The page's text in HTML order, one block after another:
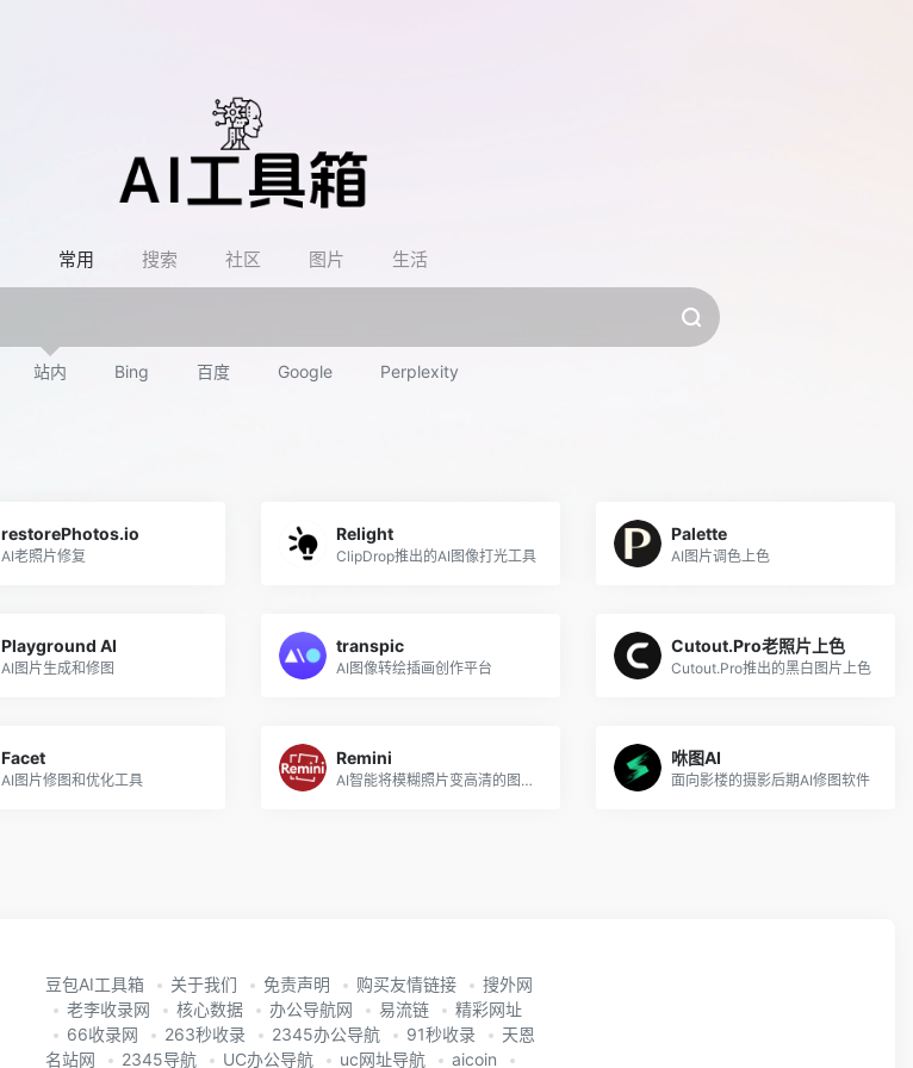
常用 搜索 社区 图片 生活
站内 Bing 百度 Google Perplexity
restorePhotos.io
AI老照片修复
Relight
ClipDrop推出的AI图像打光工具
Palette
AI图片调色上色
Playground AI
AI图片生成和修图
transpic
AI图像转绘插画创作平台
Cutout.Pro老照片上色
Cutout.Pro推出的黑白图片上色
Facet
AI图片修图和优化工具
Remini
AI智能将模糊照片变高清的图像修复工具
咻图AI
面向影楼的摄影后期AI修图软件
豆包AI工具箱 关于我们 免责声明 购买友情链接
搜外网
老李收录网
核心数据 办公导航网 易流链
精彩网址
66收录网
263秒收录 2345办公导航 91秒收录
天恩
名站网
2345导航 UC办公导航 uc网址导航 aicoin